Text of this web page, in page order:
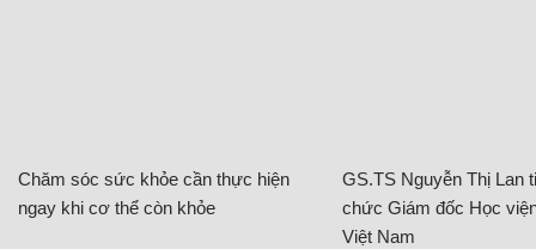
Chăm sóc sức khỏe cần thực hiện
ngay khi cơ thể còn khỏe
GS.TS Nguyễn Thị Lan
chức Giám đốc Học
Việt Nam